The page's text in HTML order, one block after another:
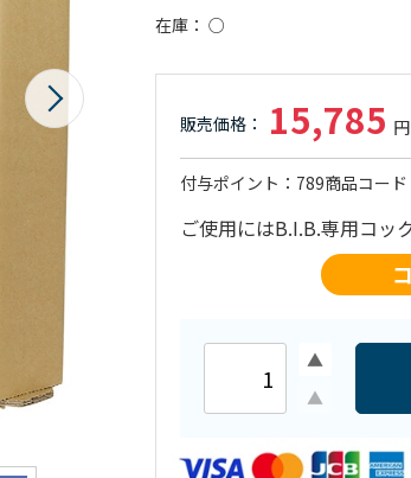
在庫 ○
15,785
付与ポイント 789商品コード
ご使用にはB.I.B.専用コッ